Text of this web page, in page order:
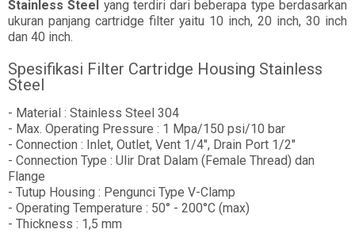
Stainless Steel yang terdiri dari beberapa type berdasarkan
ukuran panjang cartridge filter yaitu 10 inch, 20 inch, 30 inch
dan 40 inch.
Spesifikasi Filter Cartridge Housing Stainless
Steel
- Material : Stainless Steel 304
- Max. Operating Pressure : 1 Mpa/150 psi/10 bar
- Connection : Inlet, Outlet, Vent 1/4", Drain Port 1/2"
- Connection Type : Ulir Drat Dalam (Female Thread) dan
Flange
- Tutup Housing : Pengunci Type V-Clamp
- Operating Temperature : 50° - 200°C (max)
- Thickness : 1,5 mm